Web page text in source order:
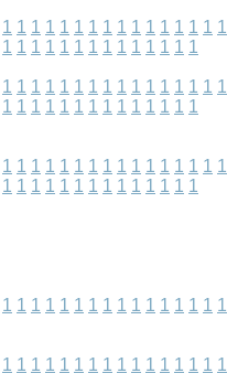
1 1 1 1 1 1 1 1 1 1 1 1 1 1 1 1
1 1 1 1 1 1 1 1 1 1 1 1 1 1
1 1 1 1 1 1 1 1 1 1 1 1 1 1 1 1
1 1 1 1 1 1 1 1 1 1 1 1 1 1
1 1 1 1 1 1 1 1 1 1 1 1 1 1 1 1
1 1 1 1 1 1 1 1 1 1 1 1 1 1
1 1 1 1 1 1 1 1 1 1 1 1 1 1 1 1
1 1 1 1 1 1 1 1 1 1 1 1 1 1 1 1